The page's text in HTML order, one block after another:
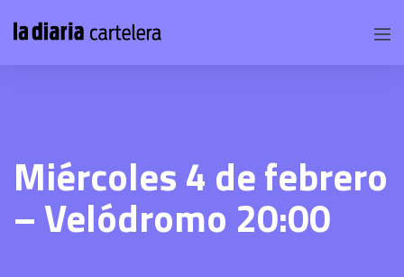
Miércoles 4 de febrero
– Velódromo 20:00